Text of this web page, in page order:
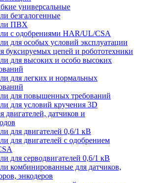
универсальные
безгалогенные
ПВХ
с одобрениями HAR/UL/CSA
для особых условий эксплуатации
буксируемых цепей и робототехники
для высоких и особо высоких
для легких и нормальных
для повышенных требований
для условий кручения 3D
двигателей, датчиков и
для двигателей 0,6/1 кВ
для двигателей с одобрением
для серводвигателей 0,6/1 кВ
комбинированные для датчиков,
энкодеров